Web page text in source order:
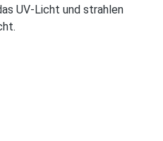
UV-Licht und strahlen